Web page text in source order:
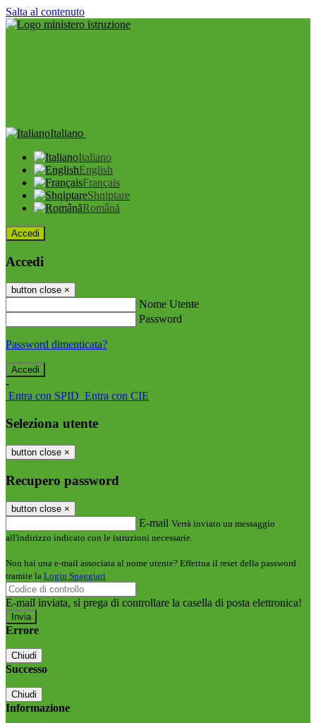
Salta al contenuto
Italiano
Italiano
English
Français
Shqiptare
Română
Accedi
Accedi
button close ×
Nome Utente
Password
Password dimenticata?
-
Entra con SPID Entra con CIE
Seleziona utente
button close ×
Recupero password
button close ×
E-mail Verrà inviato un messaggio
all'indirizzo indicato con le istruzioni necessarie.
Non hai una e-mail associata al nome utente? Effettua il reset della password
tramite la Login Spaggiari
E-mail inviata, si prega di controllare la casella di posta elettronica!
Errore
Chiudi
Successo
Chiudi
Informazione